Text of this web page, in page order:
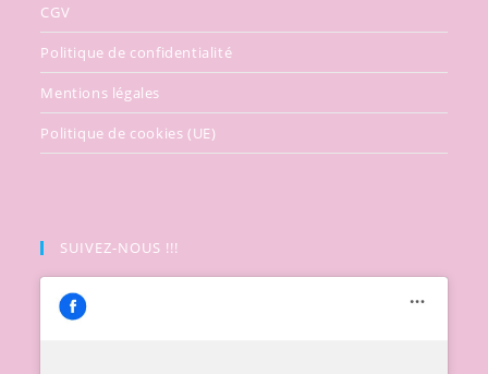
CGV
Politique de confidentialité
Mentions légales
Politique de cookies (UE)
SUIVEZ-NOUS !!!